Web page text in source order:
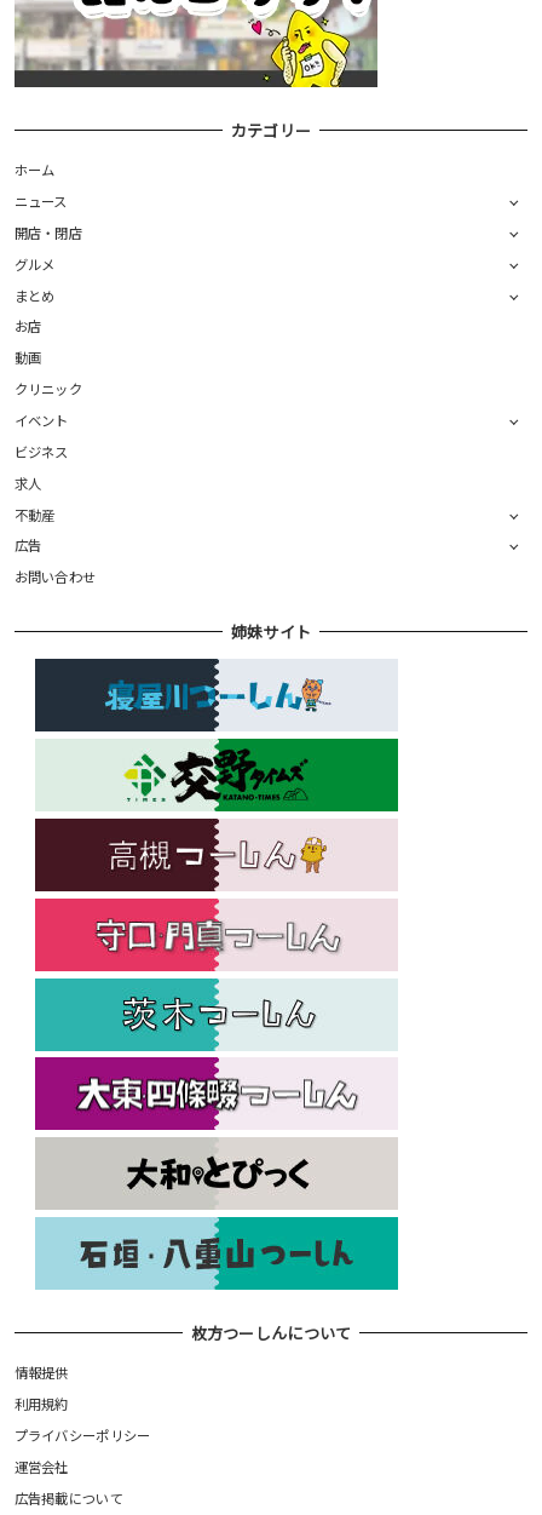
カテゴリー
ホーム
ニュース
開店・閉店
グルメ
まとめ
お店
動画
クリニック
イベント
ビジネス
求人
不動産
広告
お問い合わせ
姉妹サイト
枚方つーしんについて
情報提供
利用規約
プライバシーポリシー
運営会社
広告掲載について